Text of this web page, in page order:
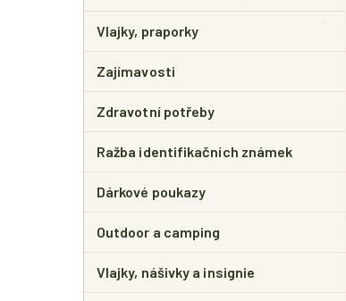
Vlajky, praporky
Zajímavosti
Zdravotní potřeby
Ražba identifikačních známek
Dárkové poukazy
Outdoor a camping
Vlajky, nášivky a insignie